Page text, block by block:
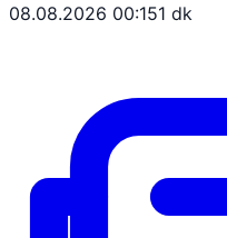
08.08.2026 00:151 dk